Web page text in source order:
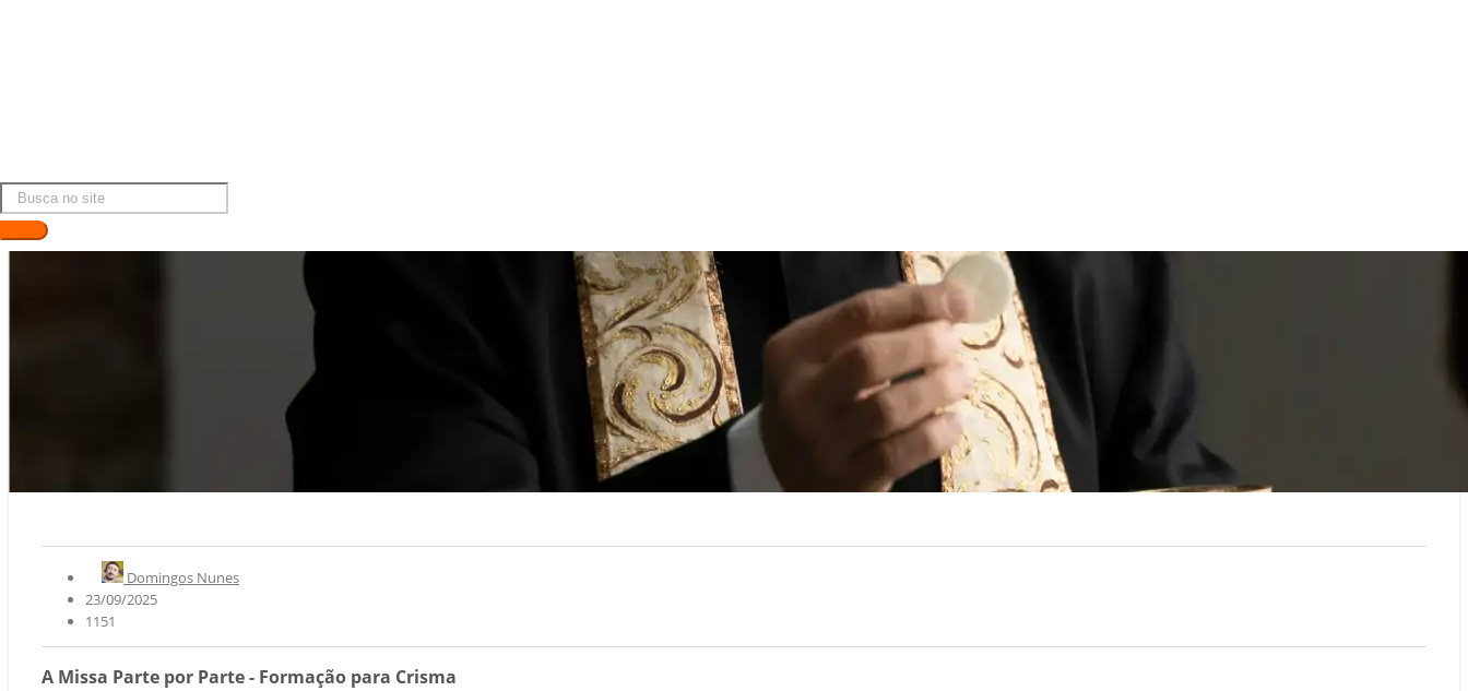
Domingos Nunes
23/09/2025
1151
A Missa Parte por Parte - Formação para Crisma